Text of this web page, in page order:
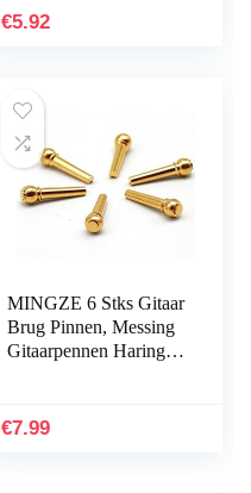
€5.92
MINGZE 6 Stks Gitaar
Brug Pinnen, Messing
Gitaarpennen Haringen
Vervangende…
€7.99